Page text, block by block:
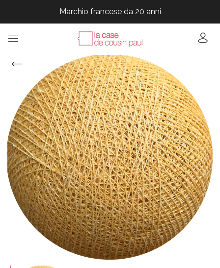
Marchio francese da 20 anni
Marchio francese da 20 anni
Marchio francese da 20 anni